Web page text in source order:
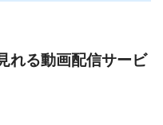
れる動画配信サービ